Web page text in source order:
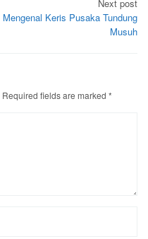
Next post
Mengenal Keris Pusaka Tundung
Musuh
Required fields are marked *